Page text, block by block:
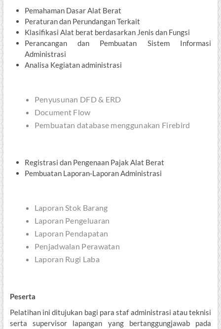
Pemahaman Dasar Alat Berat
Peraturan dan Perundangan Terkait
Klasifikasi Alat berat berdasarkan Jenis dan Fungsi
Perancangan dan Pembuatan Sistem Informasi
Administrasi
Analisa Kegiatan administrasi
Penyusunan DFD & ERD
Document Flow
Pembuatan database menggunakan Firebird
Registrasi dan Pengenaan Pajak Alat Berat
Pembuatan Laporan-Laporan Administrasi
Laporan Stok Barang
Laporan Pengeluaran
Laporan Pendapatan
Penjadwalan Perawatan
Laporan Rugi Laba
Peserta
Pelatihan ini ditujukan bagi para staf administrasi atau teknisi
serta supervisor lapangan yang bertanggungjawab pada